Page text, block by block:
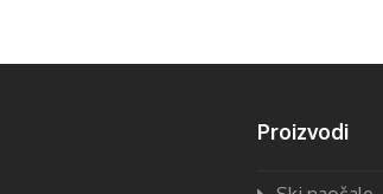
Proizvodi